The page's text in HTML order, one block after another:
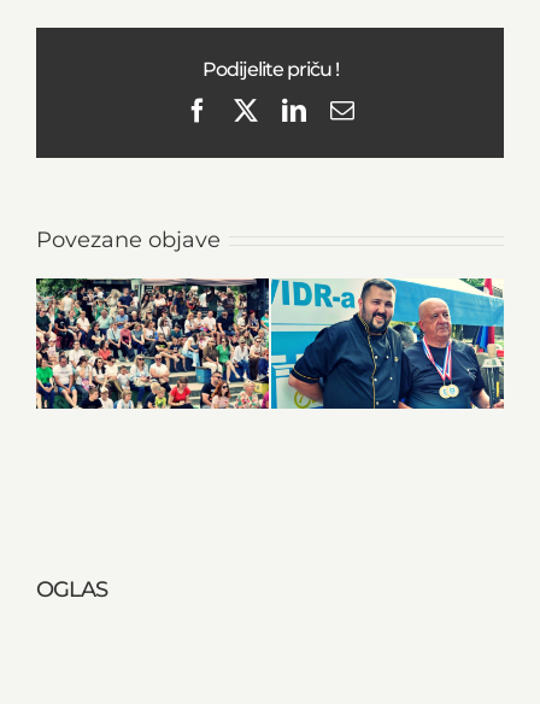
Podijelite priču !
FacebookLinkedIn
Email
Povezane objave
OGLAS